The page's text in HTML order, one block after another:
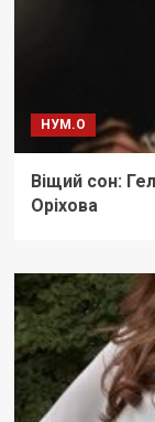
НУМ.О
Віщий сон:
Оріхова